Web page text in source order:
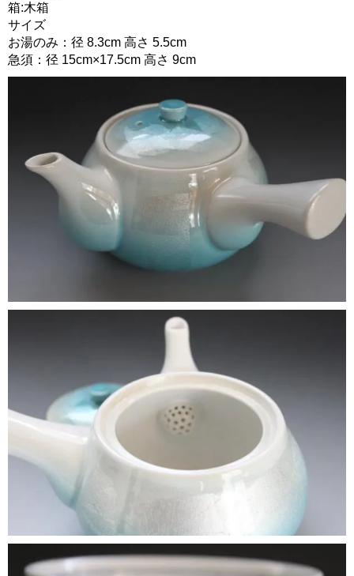
箱:木箱
サイズ
お湯のみ：径 8.3cm 高さ 5.5cm
急須：径 15cm×17.5cm 高さ 9cm